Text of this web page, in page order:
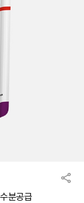
분공급